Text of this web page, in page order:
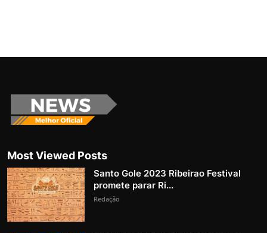
Most Viewed Posts
Santo Gole 2023 Ribeirao Festival
promete parar Ri...
Redação